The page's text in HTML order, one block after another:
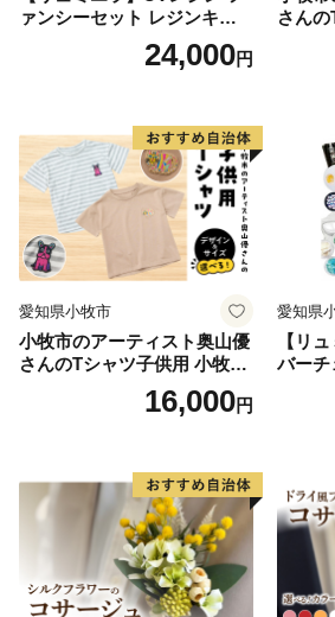
アドレス：
FAX：0978-72-5182
ァンシーセット レジンキッ
ト ハンドメイド レジンクラ
フト アクセサリーキット 手
24,000円
さん
愛知県小牧市
小牧市のアーティスト奥山優
さんのTシャツ子供用 小牧市
16,000円
愛知県
【リ
バーチ
ドメ
クセ